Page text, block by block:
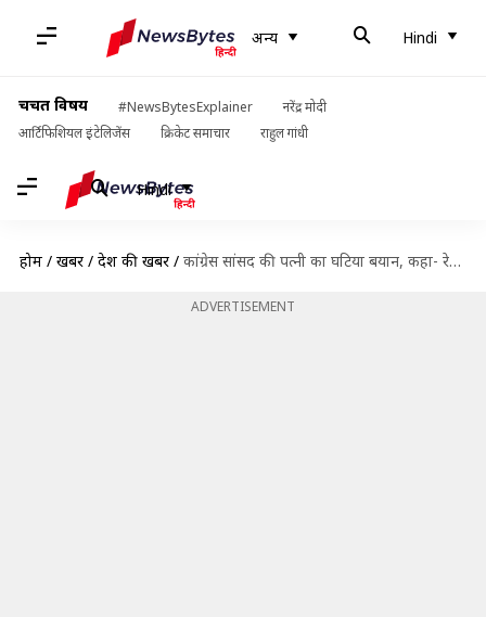
अन्य Hindi
चर्चित विषय #NewsBytesExplainer
नरेंद्र मोदी
आर्टिफिशियल इंटेलिजेंस
क्रिकेट समाचार राहुल गांधी
Hindi
होम / खबरें / देश की खबरें / कांग्रेस सांसद की पत्नी का घटिया बयान, कहा- रेप की तरह है किस्मत, इसका मजा लें
ADVERTISEMENT